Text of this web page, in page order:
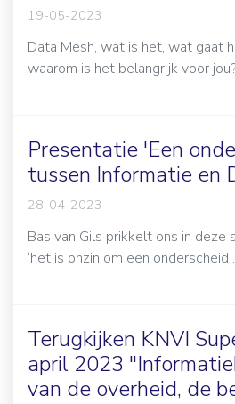
19-05-2023
Data Mesh, wat is het, wat gaat
waarom is het belangrijk voor
Presentatie 'Een
tussen Informatie en
28-04-2023
Bas van Gils prikkelt ons in
‘het is onzin om een onderscheid
Terugkijken KNVI
april 2023
van de overheid, de